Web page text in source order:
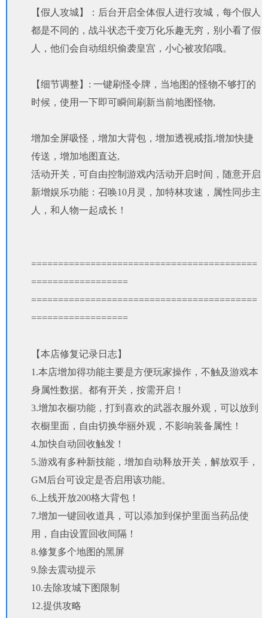
【假人攻城】：后台开启全体假人进行攻城，每个假人
都是不同的，战斗状态千变万化乐趣无穷，别小看了假
人，他们会自动组织偷袭皇宫，小心被攻陷哦。
【细节调整】: 一键刷怪令牌，当地图的怪物不够打的
时候，使用一下即可瞬间刷新当前地图怪物,
增加全屏吸怪，增加大背包，增加透视戒指,增加快捷
传送，增加地图直达,
活动开关，可自由控制游戏内活动开启时间，随意开启
新增娱乐功能：召唤10月灵，加特林攻速，属性同步主
人，和人物一起成长！
==========================================
==================
==========================================
==================
【本店修复记录日志】
1.本店增加得功能主要是方便玩家操作，不触及游戏本
身属性数据。都有开关，按需开启！
3.增加衣橱功能，打到喜欢的武器衣服外观，可以放到
衣橱里面，自由切换华丽外观，不影响装备属性！
4.加快自动回收触发！
5.游戏有多种新技能，增加自动释放开关，解放双手，
GM后台可设定是否启用该功能。
6.上线开放200格大背包！
7.增加一键回收道具，可以添加到保护里面当药品使
用，自由设置回收间隔！
8.修复多个地图的黑屏
9.除去震动提示
10.去除攻城下图限制
12.提供攻略